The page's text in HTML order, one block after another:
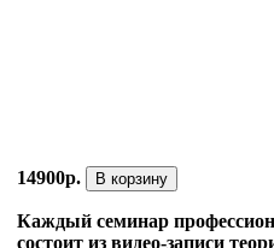
14900р. В корзину
Каждый семинар
состоит из видео-записи